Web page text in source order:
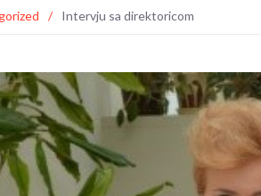
/ Intervju sa direktoricom